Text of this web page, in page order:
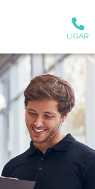
LIGAR